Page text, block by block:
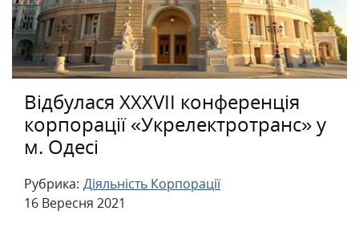
Відбулася XXXVII конференція
корпорації «Укрелектротранс» у
м. Одесі
Рубрика: Діяльність Корпорації
16 Вересня 2021